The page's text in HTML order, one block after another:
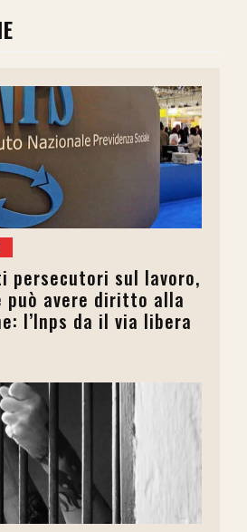
persecutori sul lavoro,
avere diritto alla
l’Inps da il via libera